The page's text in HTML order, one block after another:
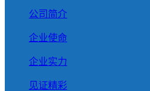
公司简介
企业使命
企业实力
见证精彩